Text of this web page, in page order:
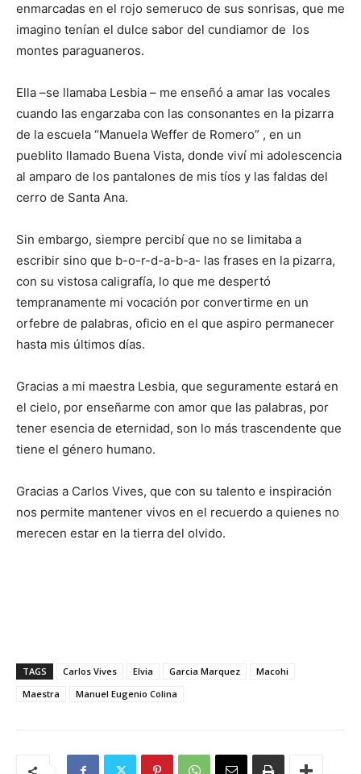
enmarcadas en el rojo semeruco de sus sonrisas, que me
imagino tenían el dulce sabor del cundiamor de los
montes paraguaneros.
Ella –se llamaba Lesbia – me enseñó a amar las vocales
cuando las engarzaba con las consonantes en la pizarra
de la escuela “Manuela Weffer de Romero” , en un
pueblito llamado Buena Vista, donde viví mi adolescencia
al amparo de los pantalones de mis tíos y las faldas del
cerro de Santa Ana.
Sin embargo, siempre percibí que no se limitaba a
escribir sino que b-o-r-d-a-b-a- las frases en la pizarra,
con su vistosa caligrafía, lo que me despertó
tempranamente mi vocación por convertirme en un
orfebre de palabras, oficio en el que aspiro permanecer
hasta mis últimos días.
Gracias a mi maestra Lesbia, que seguramente estará en
el cielo, por enseñarme con amor que las palabras, por
tener esencia de eternidad, son lo más trascendente que
tiene el género humano.
Gracias a Carlos Vives, que con su talento e inspiración
nos permite mantener vivos en el recuerdo a quienes no
merecen estar en la tierra del olvido.
TAGS Carlos Vives Elvia Garcia Marquez
Macohi
Maestra
Manuel Eugenio Colina